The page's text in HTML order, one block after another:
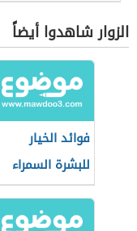
الزوار شاهدوا أيضاً
فوائد الخيار
للبشرة السمراء